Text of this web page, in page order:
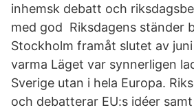
inhemsk debatt och
med god Riksdagens ständer
Stockholm framåt slutet av
varma Läget var synnerligen
Sverige utan i hela Europa.
och debatterar EU:s idéer